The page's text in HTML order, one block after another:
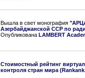
Вышла в свет монография
Азербайджанской ССР по
Oпубликована LAMBERT
Стоимостный рейтинг
контроля стран мира